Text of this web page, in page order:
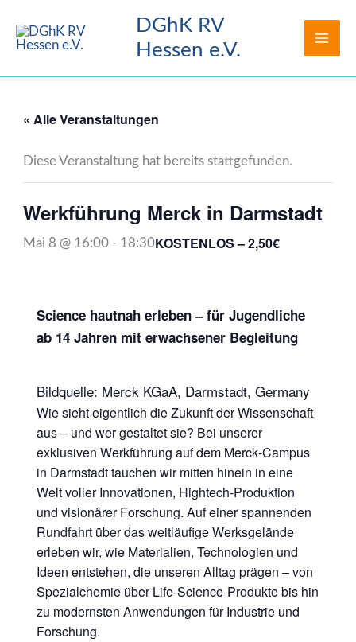
Inhalt
DGhK RV
Hessen e.V.
« Alle Veranstaltungen
Diese Veranstaltung hat bereits stattgefunden.
Werkführung Merck in Darmstadt
Mai 8 @ 16:00 - 18:30KOSTENLOS – 2,50€
Science hautnah erleben – für Jugendliche
ab 14 Jahren mit erwachsener Begleitung
Bildquelle: Merck KGaA, Darmstadt, Germany
Wie sieht eigentlich die Zukunft der Wissenschaft
aus – und wer gestaltet sie? Bei unserer
exklusiven Werkführung auf dem Merck‑Campus
in Darmstadt tauchen wir mitten hinein in eine
Welt voller Innovationen, Hightech‑Produktion
und visionärer Forschung. Auf einer spannenden
Rundfahrt über das weitläufige Werksgelände
erleben wir, wie Materialien, Technologien und
Ideen entstehen, die unseren Alltag prägen – von
Spezialchemie über Life‑Science‑Produkte bis hin
zu modernsten Anwendungen für Industrie und
Forschung.